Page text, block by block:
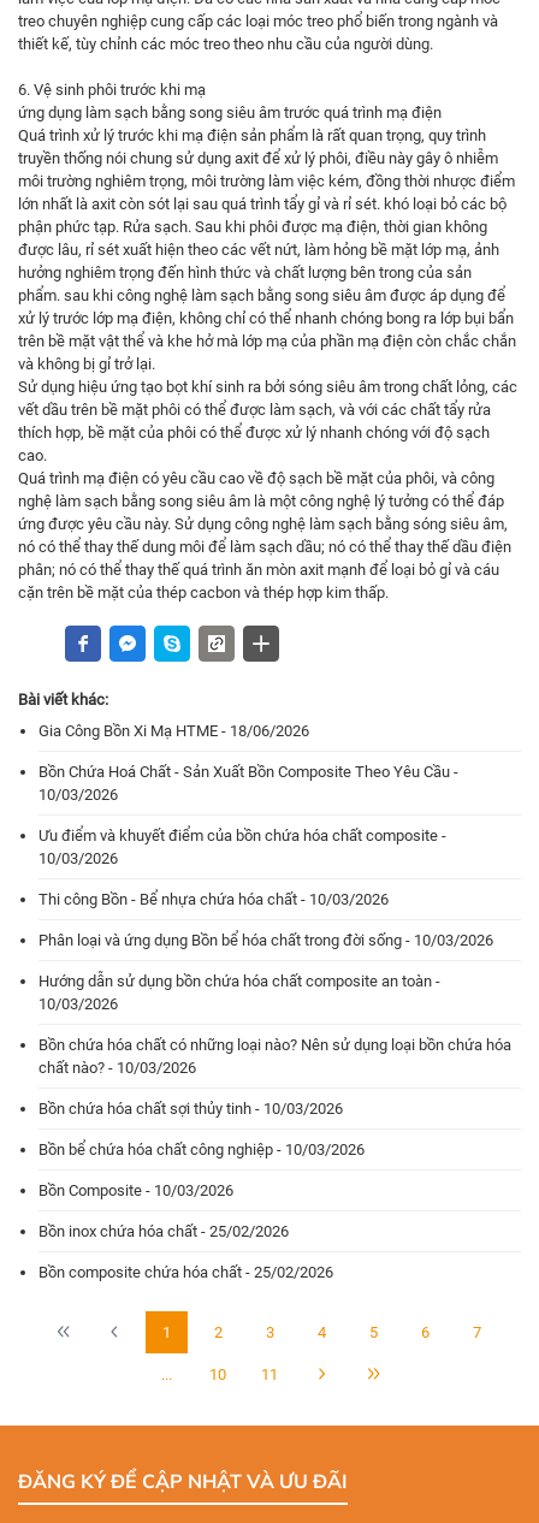
treo chuyên nghiệp cung cấp các loại móc treo phổ biến trong ngành và
thiết kế, tùy chỉnh các móc treo theo nhu cầu của người dùng.
6. Vệ sinh phôi trước khi mạ
ứng dụng làm sạch bằng song siêu âm trước quá trình mạ điện
Quá trình xử lý trước khi mạ điện sản phẩm là rất quan trọng, quy trình
truyền thống nói chung sử dụng axit để xử lý phôi, điều này gây ô nhiễm
môi trường nghiêm trọng, môi trường làm việc kém, đồng thời nhược điểm
lớn nhất là axit còn sót lại sau quá trình tẩy gỉ và rỉ sét. khó loại bỏ các bộ
phận phức tạp. Rửa sạch. Sau khi phôi được mạ điện, thời gian không
được lâu, rỉ sét xuất hiện theo các vết nứt, làm hỏng bề mặt lớp mạ, ảnh
hưởng nghiêm trọng đến hình thức và chất lượng bên trong của sản
phẩm. sau khi công nghệ làm sạch bằng song siêu âm được áp dụng để
xử lý trước lớp mạ điện, không chỉ có thể nhanh chóng bong ra lớp bụi bẩn
trên bề mặt vật thể và khe hở mà lớp mạ của phần mạ điện còn chắc chắn
và không bị gỉ trở lại.
Sử dụng hiệu ứng tạo bọt khí sinh ra bởi sóng siêu âm trong chất lỏng, các
vết dầu trên bề mặt phôi có thể được làm sạch, và với các chất tẩy rửa
thích hợp, bề mặt của phôi có thể được xử lý nhanh chóng với độ sạch
cao.
Quá trình mạ điện có yêu cầu cao về độ sạch bề mặt của phôi, và công
nghệ làm sạch bằng song siêu âm là một công nghệ lý tưởng có thể đáp
ứng được yêu cầu này. Sử dụng công nghệ làm sạch bằng sóng siêu âm,
nó có thể thay thế dung môi để làm sạch dầu; nó có thể thay thế dầu điện
phân; nó có thể thay thế quá trình ăn mòn axit mạnh để loại bỏ gỉ và cáu
cặn trên bề mặt của thép cacbon và thép hợp kim thấp.
Bài viết khác:
Gia Công Bồn Xi Mạ HTME - 18/06/2026
Bồn Chứa Hoá Chất - Sản Xuất Bồn Composite Theo Yêu Cầu -
10/03/2026
Ưu điểm và khuyết điểm của bồn chứa hóa chất composite -
10/03/2026
Thi công Bồn - Bể nhựa chứa hóa chất - 10/03/2026
Phân loại và ứng dụng Bồn bể hóa chất trong đời sống - 10/03/2026
Hướng dẫn sử dụng bồn chứa hóa chất composite an toàn -
10/03/2026
Bồn chứa hóa chất có những loại nào? Nên sử dụng loại bồn chứa hóa
chất nào? - 10/03/2026
Bồn chứa hóa chất sợi thủy tinh - 10/03/2026
Bồn bể chứa hóa chất công nghiệp - 10/03/2026
Bồn Composite - 10/03/2026
Bồn inox chứa hóa chất - 25/02/2026
Bồn composite chứa hóa chất - 25/02/2026
1 2 3 4 5 6 7
... 10 11
ĐĂNG KÝ ĐỂ CẬP NHẬT VÀ ƯU ĐÃI